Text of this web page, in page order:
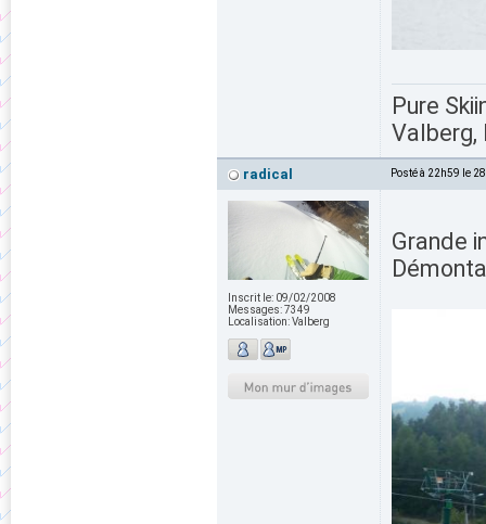
Pure
Valberg,
radical Posté à 22h59 le
Inscrit le: 09/02/2008
Messages:7349
Localisation:Valberg
Grande